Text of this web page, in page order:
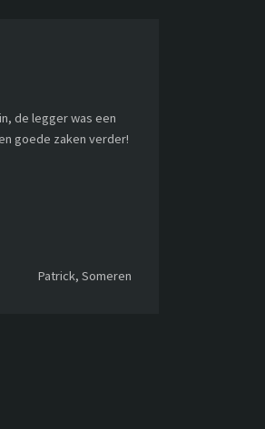
de legger was een
goede zaken verder!
Patrick, Someren